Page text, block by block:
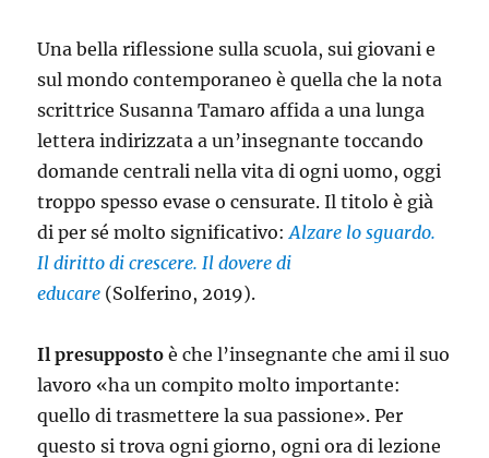
Una bella riflessione sulla scuola, sui giovani e
sul mondo contemporaneo è quella che la nota
scrittrice Susanna Tamaro affida a una lunga
lettera indirizzata a un’insegnante toccando
domande centrali nella vita di ogni uomo, oggi
troppo spesso evase o censurate. Il titolo è già
di per sé molto significativo:Alzare lo sguardo.
Il diritto di crescere. Il dovere di
educare (Solferino, 2019).
Il presupposto è che l’insegnante che ami il suo
lavoro «ha un compito molto importante:
quello di trasmettere la sua passione». Per
questo si trova ogni giorno, ogni ora di lezione